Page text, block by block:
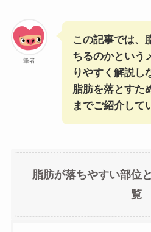
筆者
この記事では、
ちるのかという
りやすく解説し
脂肪を落とすた
までご紹介して
脂肪が落ちやすい部位
覧